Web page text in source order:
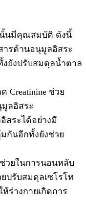
นมีคุณสมบัติ ดังนี้
ารต้านอนุมูลอิสระ
งยังปรับสมดุลน้ำตาล
Creatinine ช่วย
ลอิสระ
สระได้อย่างมี
กันอีกทั้งยังช่วย
ช่วยในการนอนหลับ
ปรับสมดุลเซโรโท
ร่างกายเกิดการ